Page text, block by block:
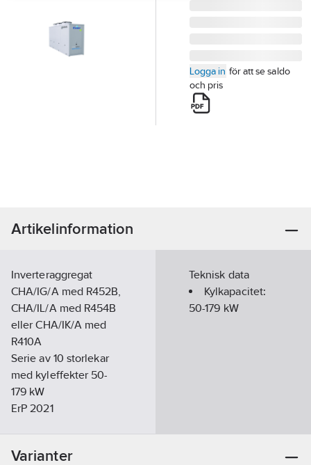
Logga in för att se saldo
och pris
Artikelinformation
Inverteraggregat
CHA/IG/A med R452B,
CHA/IL/A med R454B
eller CHA/IK/A med
R410A
Serie av 10 storlekar
med kyleffekter 50-
179 kW
ErP 2021
DC
Teknisk data
Kylkapacitet:
50-179 kW
Varianter